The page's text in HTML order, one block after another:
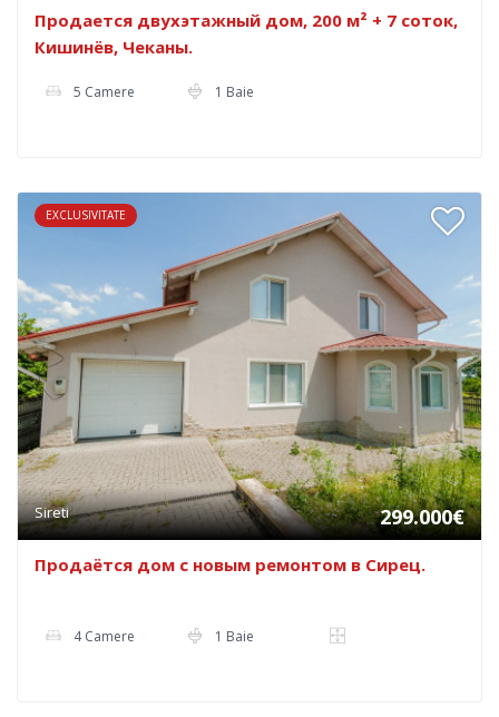
Продается двухэтажный дом, 200 м² + 7 соток,
Кишинёв, Чеканы.
5 Camere 1 Baie
EXCLUSIVITATE
Sireti 299.000€
Продаётся дом с новым ремонтом в Сирец.
4 Camere 1 Baie